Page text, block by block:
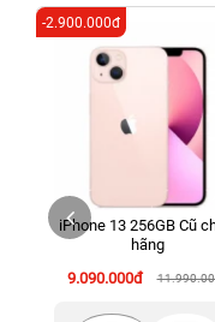
326 Lê Văn Việt,
Đức cũ)
256 Võ Văn Ngân,
Đức Cũ)
70 Nguyễn An Ninh,
24h Vũng Tàu: 162A
Tàu cũ)
198 Hoàng Văn Thụ,
iPhone 13 256GB Cũ
hãng
9.090.000đ
-2.900.000đ